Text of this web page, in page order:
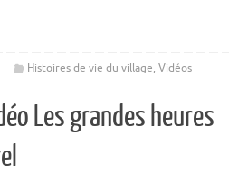
Histoires de vie du village, Vidéos
Les grandes heures